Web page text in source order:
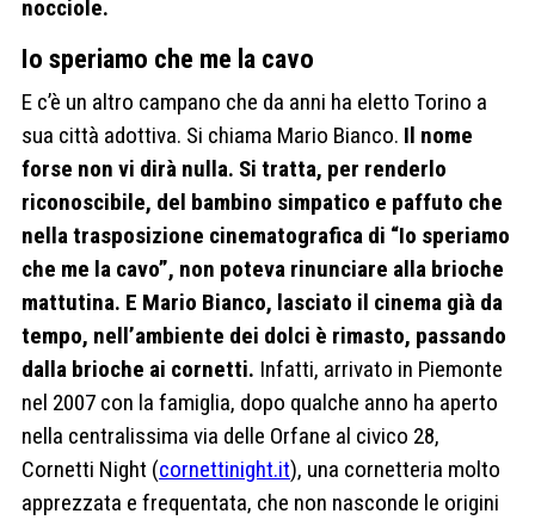
nocciole.
Io speriamo che me la cavo
E c’è un altro campano che da anni ha eletto Torino a
sua città adottiva. Si chiama Mario Bianco. Il nome
forse non vi dirà nulla. Si tratta, per renderlo
riconoscibile, del bambino simpatico e paffuto che
nella trasposizione cinematografica di “Io speriamo
che me la cavo”, non poteva rinunciare alla brioche
mattutina. E Mario Bianco, lasciato il cinema già da
tempo, nell’ambiente dei dolci è rimasto, passando
dalla brioche ai cornetti. Infatti, arrivato in Piemonte
nel 2007 con la famiglia, dopo qualche anno ha aperto
nella centralissima via delle Orfane al civico 28,
Cornetti Night (cornettinight.it), una cornetteria molto
apprezzata e frequentata, che non nasconde le origini